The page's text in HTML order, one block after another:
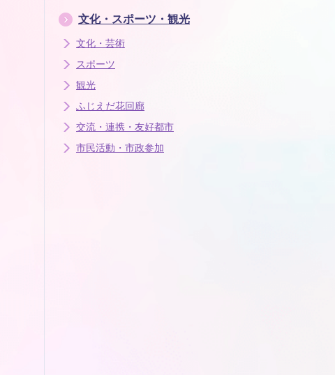
文化・スポーツ・観光
文化・芸術
スポーツ
観光
ふじえだ花回廊
交流・連携・友好都市
市民活動・市政参加